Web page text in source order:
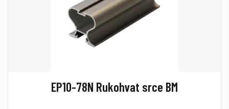
EP10-78N Rukohvat srce BM